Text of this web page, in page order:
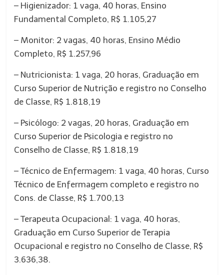
– Higienizador: 1 vaga, 40 horas, Ensino
Fundamental Completo, R$ 1.105,27
– Monitor: 2 vagas, 40 horas, Ensino Médio
Completo, R$ 1.257,96
– Nutricionista: 1 vaga, 20 horas, Graduação em
Curso Superior de Nutrição e registro no Conselho
de Classe, R$ 1.818,19
– Psicólogo: 2 vagas, 20 horas, Graduação em
Curso Superior de Psicologia e registro no
Conselho de Classe, R$ 1.818,19
– Técnico de Enfermagem: 1 vaga, 40 horas, Curso
Técnico de Enfermagem completo e registro no
Cons. de Classe, R$ 1.700,13
– Terapeuta Ocupacional: 1 vaga, 40 horas,
Graduação em Curso Superior de Terapia
Ocupacional e registro no Conselho de Classe, R$
3.636,38.